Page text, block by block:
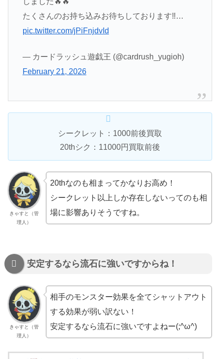
たくさんのお持ち込みお待ちしております‼…
pic.twitter.com/jPiFnjdvId
— カードラッシュ遊戯王 (@cardrush_yugioh)
February 21, 2026
シークレット：1000前後買取
20thシク：11000円買取前後
きゃすと（管
理人）
20thなのも相まってかなりお高め！
シークレット以上しか存在しないってのも相
場に影響ありそうですね。
安定するなら流石に強いですからね！
きゃすと（管
理人）
相手のモンスター効果を全てシャットアウト
する効果が弱い訳ない！
安定するなら流石に強いですよねー(;^ω^)